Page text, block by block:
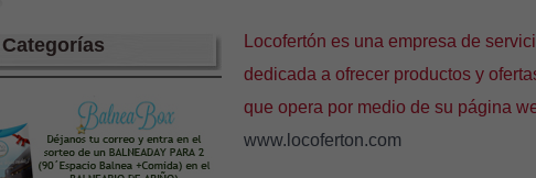
Categorías
Locofertón es una empresa de
dedicada a ofrecer productos y
que opera por medio de su página
www.locoferton.com